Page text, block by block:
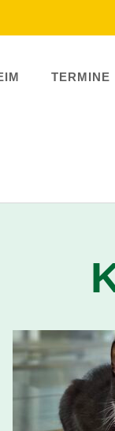
TERMINE